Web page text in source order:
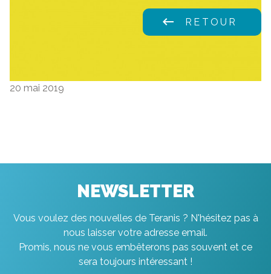
keyboard_backspace RETOUR
20 mai 2019
NEWSLETTER
Vous voulez des nouvelles de Teranis ? N'hésitez pas à
nous laisser votre adresse email.
Promis, nous ne vous embêterons pas souvent et ce
sera toujours intéressant !